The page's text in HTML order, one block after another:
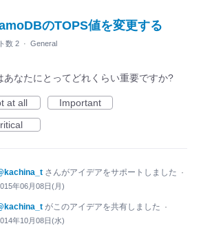
のTOPS値を変更する
数 2 · General
あなたにとってどれくらい重要ですか?
at all
Important
さんがアイデアをサポートしました ·
年06月08日(月)
がこのアイデアを共有しました ·
年10月08日(水)